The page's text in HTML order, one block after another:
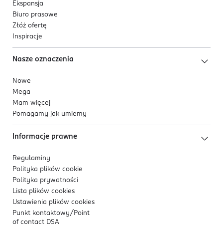
Ekspansja
Biuro prasowe
Złóż ofertę
Inspiracje
Nasze oznaczenia
Nowe
Mega
Mam więcej
Pomagamy jak umiemy
Informacje prawne
Regulaminy
Polityka plików cookie
Polityka prywatności
Lista plików cookies
Ustawienia plików cookies
Punkt kontaktowy/ Point
of contact DSA